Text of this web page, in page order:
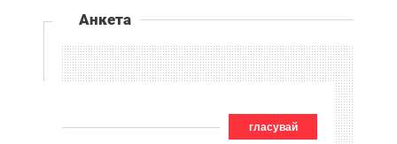
Анкета
гласувай